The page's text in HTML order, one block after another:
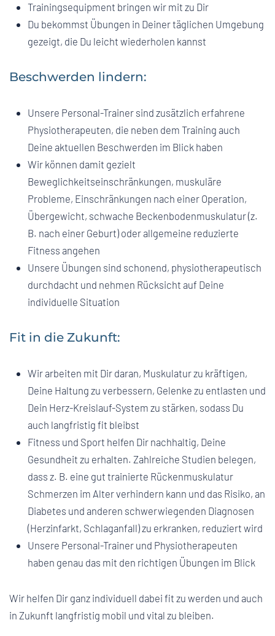
Trainingsequipment bringen wir mit zu Dir
Du bekommst Übungen in Deiner täglichen Umgebung
gezeigt, die Du leicht wiederholen kannst
Beschwerden lindern:
Unsere Personal-Trainer sind zusätzlich erfahrene
Physiotherapeuten, die neben dem Training auch
Deine aktuellen Beschwerden im Blick haben
Wir können damit gezielt
Beweglichkeitseinschränkungen, muskuläre
Probleme, Einschränkungen nach einer Operation,
Übergewicht, schwache Beckenbodenmuskulatur (z.
B. nach einer Geburt) oder allgemeine reduzierte
Fitness angehen
Unsere Übungen sind schonend, physiotherapeutisch
durchdacht und nehmen Rücksicht auf Deine
individuelle Situation
Fit in die Zukunft:
Wir arbeiten mit Dir daran, Muskulatur zu kräftigen,
Deine Haltung zu verbessern, Gelenke zu entlasten und
Dein Herz-Kreislauf-System zu stärken, sodass Du
auch langfristig fit bleibst
Fitness und Sport helfen Dir nachhaltig, Deine
Gesundheit zu erhalten. Zahlreiche Studien belegen,
dass z. B. eine gut trainierte Rückenmuskulatur
Schmerzen im Alter verhindern kann und das Risiko, an
Diabetes und anderen schwerwiegenden Diagnosen
(Herzinfarkt, Schlaganfall) zu erkranken, reduziert wird
Unsere Personal-Trainer und Physiotherapeuten
haben genau das mit den richtigen Übungen im Blick
Wir helfen Dir ganz individuell dabei fit zu werden und auch
in Zukunft langfristig mobil und vital zu bleiben.